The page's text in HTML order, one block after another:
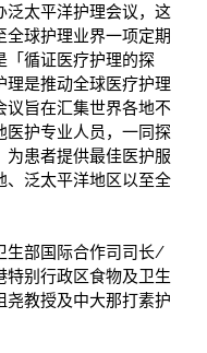
泛太平洋护理会议，这
球护理业界一项定期
「循证医疗护理的探
理是推动全球医疗护理
议旨在汇集世界各地不
医护专业人员，一同探
为患者提供最佳医护服
、泛太平洋地区以至全
生部国际合作司司长/
特别行政区食物及卫生
尧教授及中大那打素护